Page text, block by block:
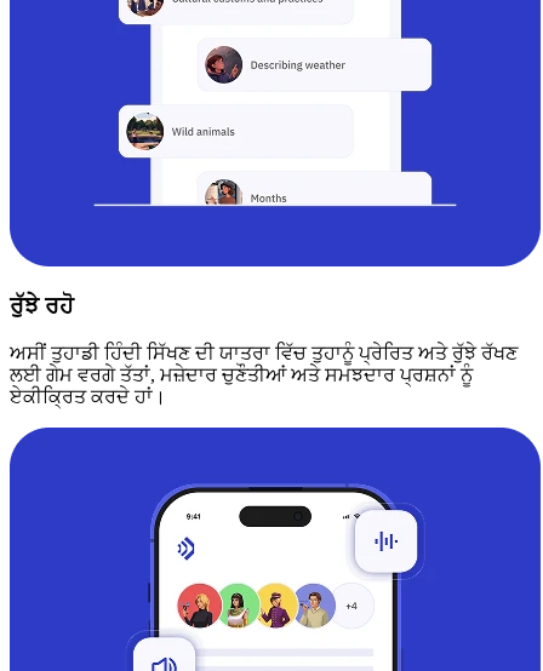
ਰੁੱਝੇ ਰਹੋ
ਅਸੀਂ ਤੁਹਾਡੀ ਹਿੰਦੀ ਸਿੱਖਣ ਦੀ ਯਾਤਰਾ ਵਿੱਚ ਤੁਹਾਨੂੰ ਪ੍ਰੇਰਿਤ ਅਤੇ ਰੁੱਝੇ ਰੱਖਣ
ਲਈ ਗੇਮ ਵਰਗੇ ਤੱਤਾਂ, ਮਜ਼ੇਦਾਰ ਚੁਣੌਤੀਆਂ ਅਤੇ ਸਮਝਦਾਰ ਪ੍ਰਸ਼ਨਾਂ ਨੂੰ
ਏਕੀਕ੍ਰਿਤ ਕਰਦੇ ਹਾਂ।